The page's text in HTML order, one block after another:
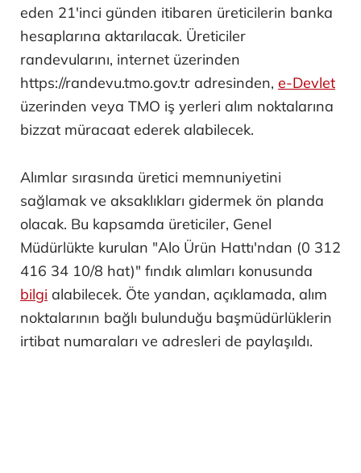
eden 21'inci günden itibaren üreticilerin banka
hesaplarına aktarılacak. Üreticiler
randevularını, internet üzerinden
https://randevu.tmo.gov.tr adresinden, e-Devlet
üzerinden veya TMO iş yerleri alım noktalarına
bizzat müracaat ederek alabilecek.
Alımlar sırasında üretici memnuniyetini
sağlamak ve aksaklıkları gidermek ön planda
olacak. Bu kapsamda üreticiler, Genel
Müdürlükte kurulan "Alo Ürün Hattı'ndan (0 312
416 34 10/8 hat)" fındık alımları konusunda
bilgi alabilecek. Öte yandan, açıklamada, alım
noktalarının bağlı bulunduğu başmüdürlüklerin
irtibat numaraları ve adresleri de paylaşıldı.